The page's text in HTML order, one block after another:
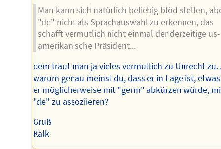
Man kann sich natürlich beliebig blöd stellen,
"de" nicht als Sprachauswahl zu erkennen, das
schafft vermutlich nicht einmal der derzeitige us-
amerikanische Präsident...
dem traut man ja vieles vermutlich zu Unrecht zu.
warum genau meinst du, dass er in Lage ist,
er möglicherweise mit "germ" abkürzen würde,
"de" zu assoziieren?
Gruß
Kalk